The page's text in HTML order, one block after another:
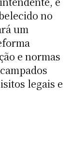
no
um
e normas
legais e